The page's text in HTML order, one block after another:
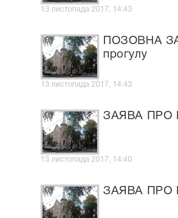
13 листопада 2017, 14:43
ПОЗОВНА
прогулу
13 листопада 2017, 14:43
ЗАЯВА ПРО
13 листопада 2017, 14:40
ЗАЯВА ПРО